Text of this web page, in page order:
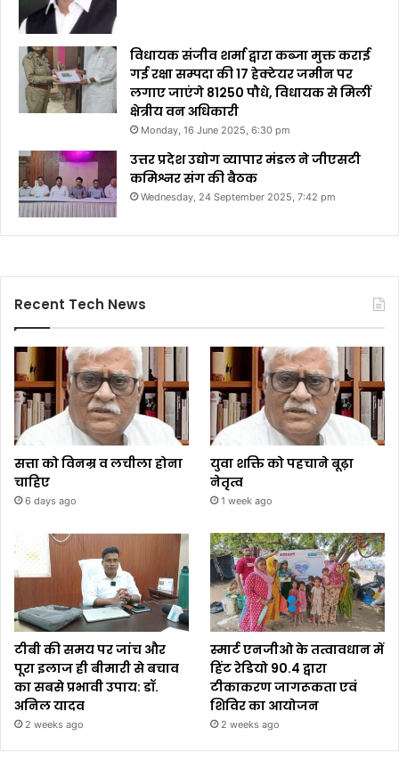
विधायक संजीव शर्मा द्वारा कब्जा मुक्त कराई
गई रक्षा सम्पदा की 17 हेक्टेयर जमीन पर
लगाए जाएंगे 81250 पौधे, विधायक से मिलीं
क्षेत्रीय वन अधिकारी
Monday, 16 June 2025, 6:30 pm
उत्तर प्रदेश उद्योग व्यापार मंडल ने जीएसटी
कमिश्नर संग की बैठक
Wednesday, 24 September 2025, 7:42 pm
Recent Tech News
सत्ता को विनम्र व लचीला होना
चाहिए
6 days ago
युवा शक्ति को पहचाने बूढ़ा
नेतृत्व
1 week ago
टीबी की समय पर जांच और
पूरा इलाज ही बीमारी से बचाव
का सबसे प्रभावी उपाय: डॉ.
अनिल यादव
2 weeks ago
स्मार्ट एनजीओ के तत्वावधान में
हिंट रेडियो 90.4 द्वारा
टीकाकरण जागरूकता एवं
शिविर का आयोजन
2 weeks ago